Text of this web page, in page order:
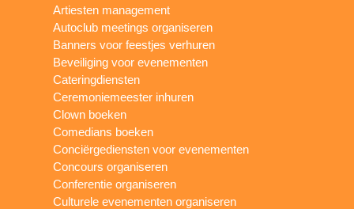
Artiesten management
Autoclub meetings organiseren
Banners voor feestjes verhuren
Beveiliging voor evenementen
Cateringdiensten
Ceremoniemeester inhuren
Clown boeken
Comedians boeken
Conciërgediensten voor evenementen
Concours organiseren
Conferentie organiseren
Culturele evenementen organiseren